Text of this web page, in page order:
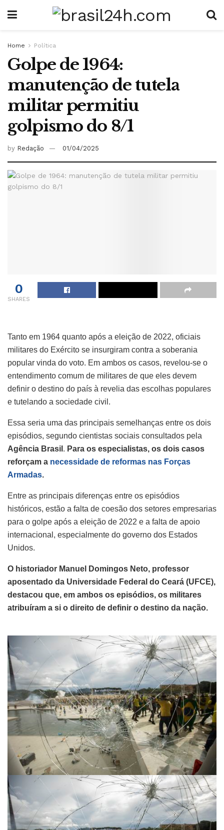
Home Política
Golpe de 1964:
manutenção de tutela
militar permitiu
golpismo do 8/1
by Redação 01/04/2025
0
SHARES
Tanto em 1964 quanto após a eleição de 2022, oficiais
militares do Exército se insurgiram contra a soberania
popular vinda do voto. Em ambos os casos, revelou-se o
entendimento comum de militares de que eles devem
definir o destino do país à revelia das escolhas populares
e tutelando a sociedade civil.
Essa seria uma das principais semelhanças entre os dois
episódios, segundo cientistas sociais consultados pela
Agência Brasil . Para os especialistas, os dois casos
reforçam a necessidade de reformas nas Forças
Armadas.
Entre as principais diferenças entre os episódios
históricos, estão a falta de coesão dos setores empresarias
para o golpe após a eleição de 2022 e a falta de apoio
internacional, especialmente do governo dos Estados
Unidos.
O historiador Manuel Domingos Neto, professor
aposentado da Universidade Federal do Ceará (UFCE),
destacou que, em ambos os episódios, os militares
atribuíram a si o direito de definir o destino da nação.